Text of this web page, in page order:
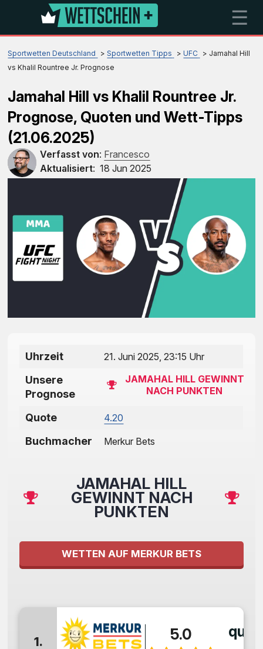
☰
Sportwetten Deutschland Sportwetten Tipps UFC
Jamahal Hill
vs Khalil Rountree Jr. Prognose
Jamahal Hill vs Khalil Rountree Jr.
Prognose, Quoten und Wett-Tipps
(21.06.2025)
Verfasst von: Francesco
Aktualisiert:18 Jun 2025
Uhrzeit 21. Juni 2025, 23:15 Uhr
Unsere
Prognose
JAMAHAL HILL GEWINNT
NACH PUNKTEN
Quote 4.20
Buchmacher Merkur Bets
JAMAHAL HILL
GEWINNT NACH
PUNKTEN
WETTEN AUF MERKUR BETS
1. 5.0